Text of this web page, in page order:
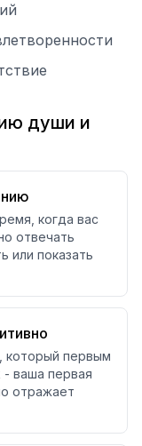
души и
когда вас
отвечать
или показать
который первым
- ваша первая
отражает